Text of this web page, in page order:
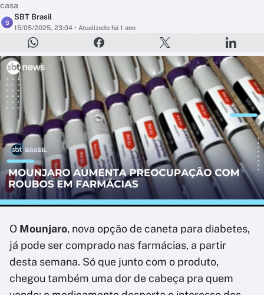
casa
S
SBT Brasil
15/05/2025, 23:04 • Atualizado há 1 ano
O Mounjaro, nova opção de caneta para diabetes,
já pode ser comprado nas farmácias, a partir
desta semana. Só que junto com o produto,
chegou também uma dor de cabeça pra quem